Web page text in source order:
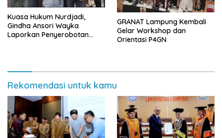
Kuasa Hukum Nurdjadi,
Gindha Ansori Wayka
Laporkan Penyerobotan
GRANAT Lampung Kembali
Gelar Workshop dan
Orientasi P4GN
Rekomendasi untuk kamu